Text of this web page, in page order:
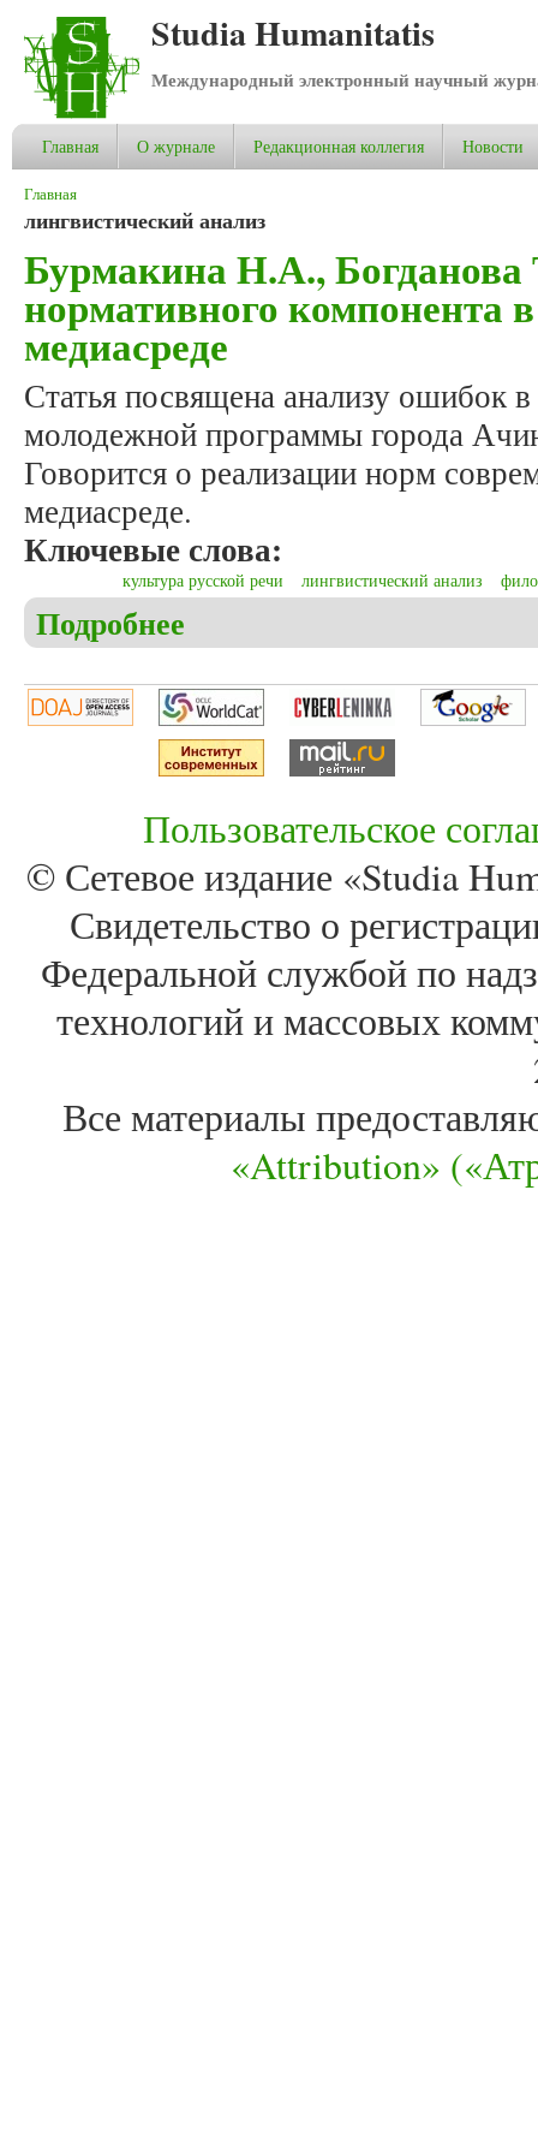
Studia Humanitatis
Международный электронный научный
Главная О журнале Редакционная коллегия Новости
Вы здесь
Главная
лингвистический анализ
Бурмакина Н.А., Богданова
нормативного компонента
медиасреде
Статья посвящена анализу ошибок
молодежной программы города
Говорится о реализации норм
медиасреде.
Ключевые слова:
культура русской речи лингвистический анализ
Подробнее
Пользовательское
© Сетевое издание «Studia
Свидетельство о
Федеральной службой по
технологий и массовых
Все материалы
«Attribution»